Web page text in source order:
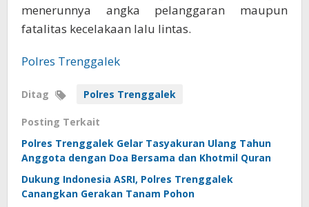
menerunnya angka pelanggaran maupun
fatalitas kecelakaan lalu lintas.
Polres Trenggalek
Ditag Polres Trenggalek
Posting Terkait
Polres Trenggalek Gelar Tasyakuran Ulang Tahun
Anggota dengan Doa Bersama dan Khotmil Quran
Dukung Indonesia ASRI, Polres Trenggalek
Canangkan Gerakan Tanam Pohon